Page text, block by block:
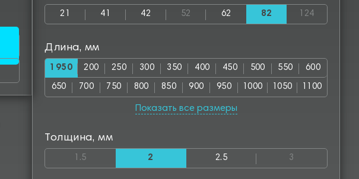
21 41 42 52 62 82 124
Длина, мм
1950 200 250 300 350 400 450 500 550 600
650 700 750 800 850 900 950 1000 1050 1100
1300 1350 1400
2500
4050 4550 5050 5500
Показать все размеры
Толщина, мм
1.5 2 2.5 3